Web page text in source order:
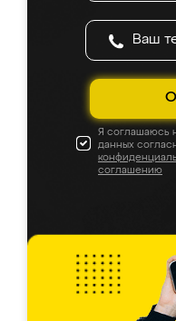
Я соглашаюсь
данных
соглашению